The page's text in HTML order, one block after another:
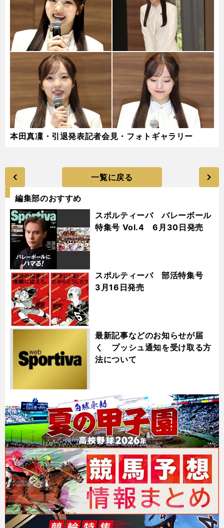
本田真凜・引退発表記者会見・フォトギャラリー
一覧に戻る
編集部のおすすめ
スポルティーバ バレーボール
特集号 Vol.4 6月30日発売
スポルティーバ 部活特集号
3月16日発売
最新記事などのお知らせが届
く プッシュ通知を受け取る方
法について